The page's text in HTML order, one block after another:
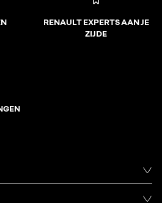
RENAULT EXPERTS AAN JE
ZIJDE